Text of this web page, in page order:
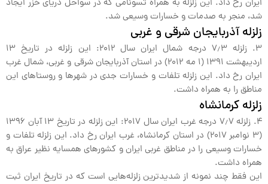
ایران رخ داد. این زلزله به همراه تسونامی که در سواحل دریای خزر ایجاد
شد، منجر به صدمات و خسارات وسیعی شد.
زلزله آذربایجان شرقی و غربی
3. زلزله ۷٫۳ درجه شمال ایران سال ۲۰۱۲: این زلزله در تاریخ ۱۳
اردیبهشت ۱۳۹۱ (۱ مه ۲۰۱۲) در استان آذربایجان شرقی و غربی، شمال غرب
ایران رخ داد. این زلزله تلفات و خسارات جدی در شهرها و روستاهای این
مناطق را به همراه داشت.
زلزله کرمانشاه
4. زلزله ۷٫۷ درجه غرب ایران سال ۲۰۱۷: این زلزله در تاریخ ۱۳ آبان ۱۳۹۶
(۳ نوامبر ۲۰۱۷) در استان کرمانشاه، غرب ایران رخ داد. این زلزله تلفات و
خسارات وسیعی را در مناطق غربی ایران و کشورهای همسایه نظیر عراق به
همراه داشت.
این فقط چند نمونه از شدیدترین زلزله‌هایی است که در تاریخ ایران ثبت